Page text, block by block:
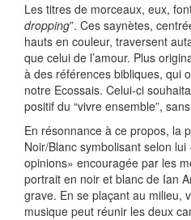
Les titres de morceaux, eux,
dropping”. Ces saynètes,
hauts en couleur, traversent
que celui de l’amour. Plus
à des références bibliques, qui
notre Ecossais. Celui-ci
positif du “vivre ensemble”,
En résonnance à ce propos, la
Noir/Blanc symbolisant selon
opinions» encouragée par les
portrait en noir et blanc de Ian
grave. En se plaçant au milieu,
musique peut réunir les deux